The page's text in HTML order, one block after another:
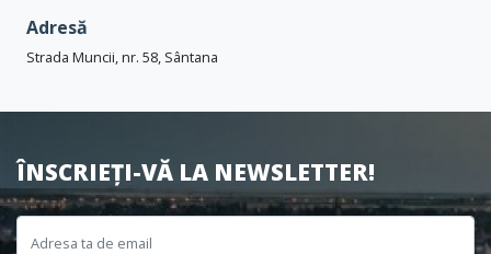
Adresă
Strada Muncii, nr. 58, Sântana
ÎNSCRIEȚI-VĂ LA NEWSLETTER!